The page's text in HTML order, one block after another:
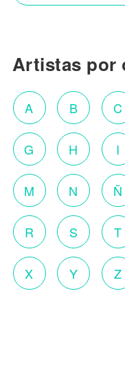
Artistas por
A B C
G H I
M N Ñ
R S T
X Y Z